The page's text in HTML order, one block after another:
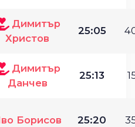
Димитър
Христов
25:05
Димитър
Данчев
25:13
Борисов 25:20